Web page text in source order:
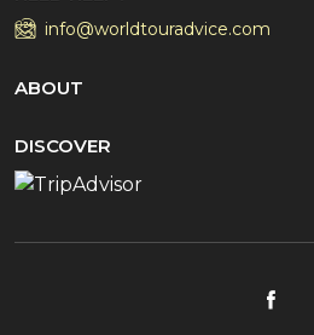
info@worldtouradvice.com
ABOUT
DISCOVER